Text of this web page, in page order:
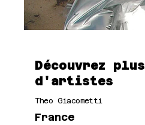
Découvrez plus
d'artistes
Theo Giacometti
France